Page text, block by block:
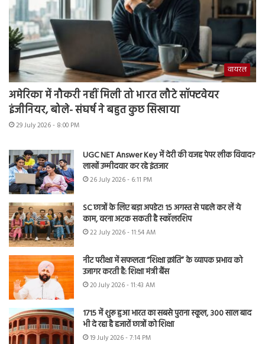
वायरल
अमेरिका में नौकरी नहीं मिली तो भारत लौटे सॉफ्टवेयर
इंजीनियर, बोले- संघर्ष ने बहुत कुछ सिखाया
29 July 2026 - 8:00 PM
UGC NET Answer Key में देरी की वजह पेपर लीक विवाद?
लाखों उम्मीदवार कर रहे इंतजार
26 July 2026 - 6:11 PM
SC छात्रों के लिए बड़ा अपडेट! 15 अगस्त से पहले कर लें ये
काम, वरना अटक सकती है स्कॉलरशिप
22 July 2026 - 11:54 AM
नीट परीक्षा में सफलता “शिक्षा क्रांति” के व्यापक प्रभाव को
उजागर करती है: शिक्षा मंत्री बैंस
20 July 2026 - 11:43 AM
1715 में शुरू हुआ भारत का सबसे पुराना स्कूल, 300 साल बाद
भी दे रहा है हजारों छात्रों को शिक्षा
19 July 2026 - 7:14 PM